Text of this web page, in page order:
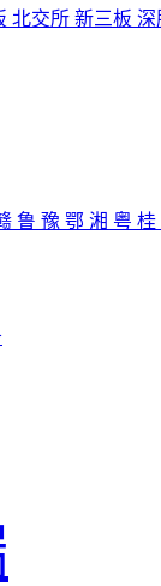
北交所 新三板
鲁 豫 鄂 湘 粤 桂